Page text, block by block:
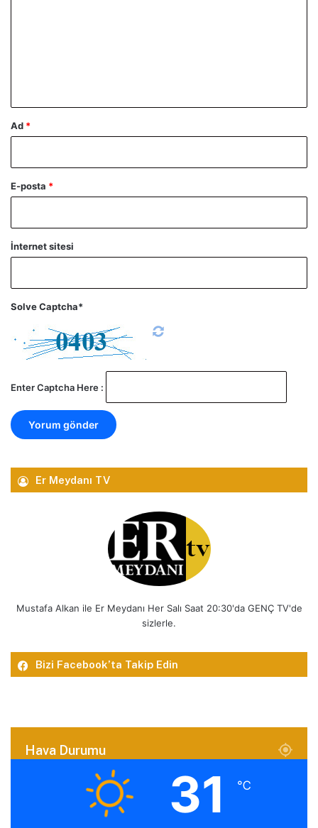
Ad *
E-posta *
İnternet sitesi
Solve Captcha*
Enter Captcha Here :
Er Meydanı TV
Mustafa Alkan ile Er Meydanı Her Salı Saat 20:30'da GENÇ TV'de
sizlerle.
Bizi Facebook’ta Takip Edin
Hava Durumu
31 ℃